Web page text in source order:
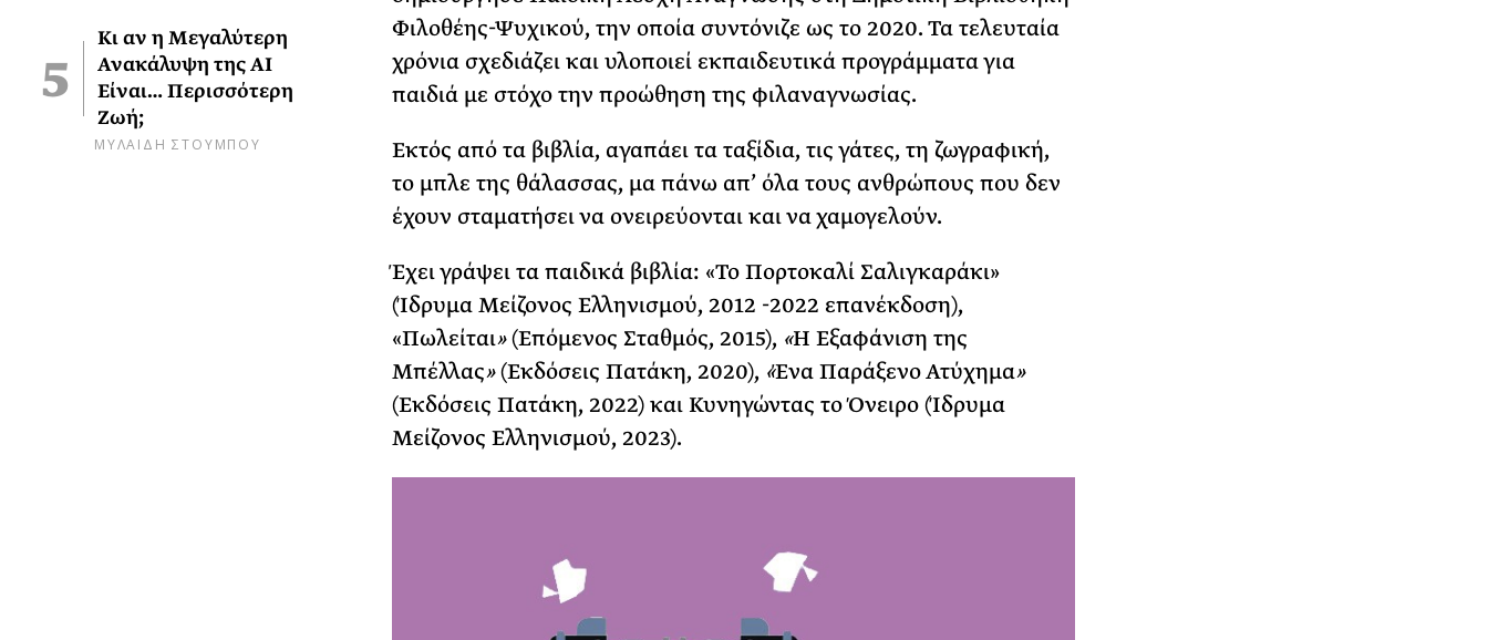
Κι αν η Μεγαλύτερη
Ανακάλυψη της AI
Είναι… Περισσότερη
Ζωή;
ΜΥΛΑΙΔΗ ΣΤΟΥΜΠΟΥ
Φιλοθέης-Ψυχικού, την οποία συντόνιζε ως το 2020. Τα τελευταία
χρόνια σχεδιάζει και υλοποιεί εκπαιδευτικά προγράμματα για
παιδιά με στόχο την προώθηση της φιλαναγνωσίας.
Εκτός από τα βιβλία, αγαπάει τα ταξίδια, τις γάτες, τη ζωγραφική,
το μπλε της θάλασσας, μα πάνω απ’ όλα τους ανθρώπους που δεν
έχουν σταματήσει να ονειρεύονται και να χαμογελούν.
Έχει γράψει τα παιδικά βιβλία: «Το Πορτοκαλί Σαλιγκαράκι»
(Ίδρυμα Μείζονος Ελληνισμού, 2012 -2022 επανέκδοση),
«Πωλείται»(Επόμενος Σταθμός, 2015),«Η Εξαφάνιση της
Μπέλλας»(Εκδόσεις Πατάκη, 2020),«Ένα Παράξενο Ατύχημα»
(Εκδόσεις Πατάκη, 2022) και Κυνηγώντας το Όνειρο (Ίδρυμα
Μείζονος Ελληνισμού, 2023).